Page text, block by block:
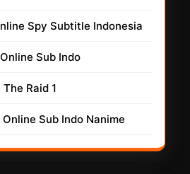
Spy Subtitle Indonesia
Sub Indo
Raid 1
Sub Indo Nanime